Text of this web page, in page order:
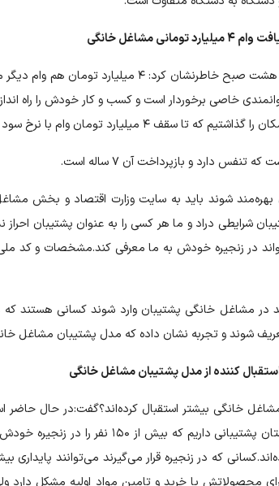
تومانی مشاغل خانگی
معاون اشتغال وزارت کار در یک گفت وگوی تلویزیونی هشت صبح
خاصی برخوردار است و کسب و کار خودش را راه
تومان وام با نرخ سود ۴ درصد دریافت کند.
شوند باید به سایت وزارت اقتصاد و بخش
شرایطی دراد و ما هر کسی را به عنوان پشتیبان احراز
می‌دهد و تا ۴۰ نفر را می‌تواند در زنجیره خودش به ما معرفی
در مشاغل خانگی پشتیبان وارد شوند کسانی هستند که
شوند و تجربه‌ نشان داده که مدل پشتیبان مشاغل
کننده از مدل پشتیبان مشاغل خانگی
خانگی بیشتر استقبال کرده‌اند؟گفت:در حال حاضر
بیشتر است.در استانهای مرزی مثل سیستان و بلوچستان
خود کرده‌اند.کسانی که در زنجیره قرار می‌گیرند می‌توانند